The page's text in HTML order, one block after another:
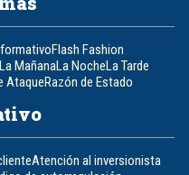
Flash Fashion
La MañanaLa NocheLa Tarde
AtaqueRazón de Estado
Atención al inversionista